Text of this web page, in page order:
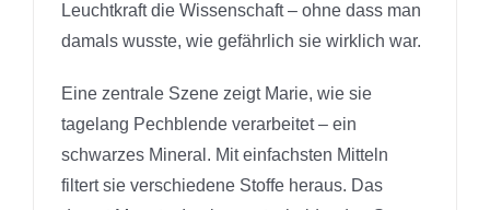
Leuchtkraft die Wissenschaft – ohne dass man
damals wusste, wie gefährlich sie wirklich war.
Eine zentrale Szene zeigt Marie, wie sie
tagelang Pechblende verarbeitet – ein
schwarzes Mineral. Mit einfachsten Mitteln
filtert sie verschiedene Stoffe heraus. Das